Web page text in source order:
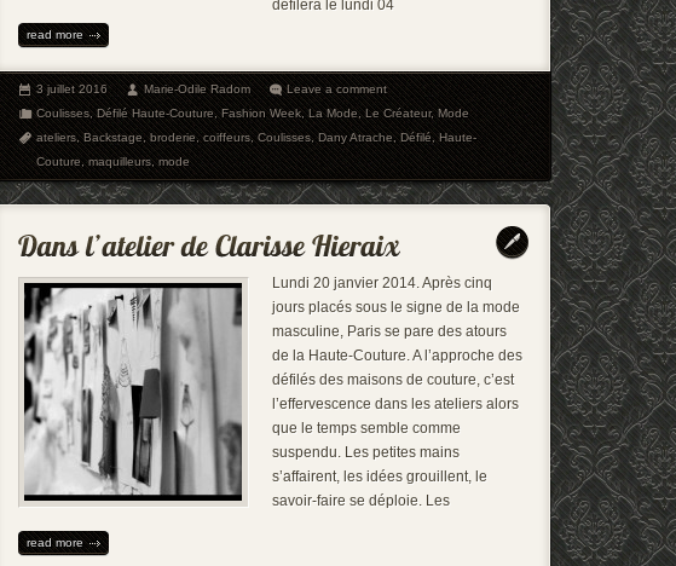
défilera le lundi 04
read more
3 juillet 2016 Marie-Odile Radom
Leave a comment
Coulisses,Défilé Haute-Couture,Fashion Week,La Mode,Le Créateur,Mode
ateliers,Backstage,broderie,coiffeurs,Coulisses,Dany Atrache,Défilé,Haute-
Couture,maquilleurs,mode
Lundi 20 janvier 2014. Après cinq
jours placés sous le signe de la mode
masculine, Paris se pare des atours
de la Haute-Couture. A l’approche des
défilés des maisons de couture, c’est
l’effervescence dans les ateliers alors
que le temps semble comme
suspendu. Les petites mains
s’affairent, les idées grouillent, le
savoir-faire se déploie. Les
read more